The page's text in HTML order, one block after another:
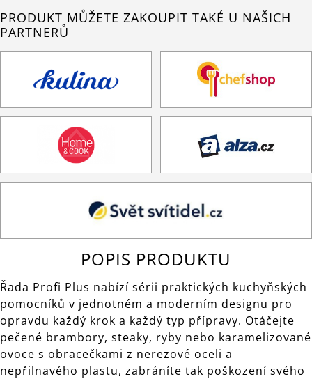
PRODUKT MŮŽETE ZAKOUPIT TAKÉ U NAŠICH
PARTNERŮ
POPIS PRODUKTU
Řada Profi Plus nabízí sérii praktických kuchyňských
pomocníků v jednotném a moderním designu pro
opravdu každý krok a každý typ přípravy. Otáčejte
pečené brambory, steaky, ryby nebo karamelizované
ovoce s obracečkami z nerezové oceli a
nepřilnavého plastu, zabráníte tak poškození svého